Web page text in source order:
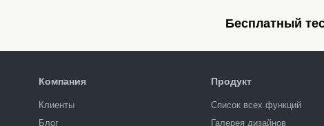
Бесплатный
Компания
Клиенты
Блог
Продукт
Список всех функций
Галерея дизайнов